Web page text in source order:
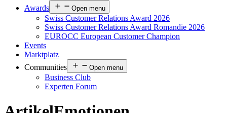
Awards
Open menu
Swiss Customer Relations Award 2026
Swiss Customer Relations Award Romandie 2026
EUROCC European Customer Champion
Events
Marktplatz
Communities
Open menu
Business Club
Experten Forum